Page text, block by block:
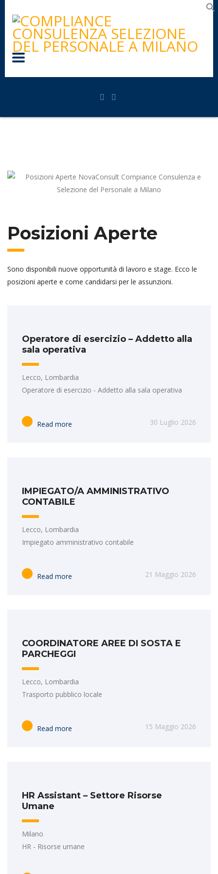
Posizioni Aperte
Sono disponibili nuove opportunità di lavoro e stage. Ecco le
posizioni aperte e come candidarsi per le assunzioni.
Operatore di esercizio – Addetto alla
sala operativa
Lecco, Lombardia
Operatore di esercizio - Addetto alla sala operativa
Read more 30 Luglio 2026
IMPIEGATO/A AMMINISTRATIVO
CONTABILE
Lecco, Lombardia
Impiegato amministrativo contabile
Read more 21 Maggio 2026
COORDINATORE AREE DI SOSTA E
PARCHEGGI
Lecco, Lombardia
Trasporto pubblico locale
Read more 15 Maggio 2026
HR Assistant – Settore Risorse
Umane
Milano
HR - Risorse umane